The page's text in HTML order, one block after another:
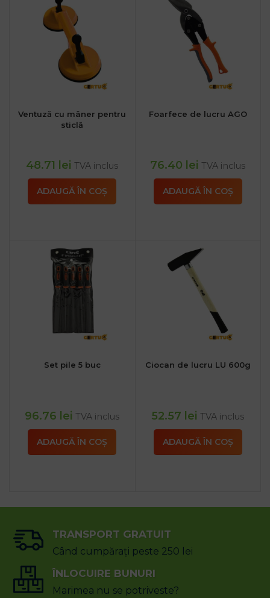
Ventuză cu mâner pentru
sticlă
48.71 lei TVA inclus
ADAUGĂ ÎN COȘ
Foarfece de lucru AGO
76.40 lei TVA inclus
ADAUGĂ ÎN COȘ
Set pile 5 buc
96.76 lei TVA inclus
ADAUGĂ ÎN COȘ
Ciocan de lucru LU 600g
52.57 lei TVA inclus
ADAUGĂ ÎN COȘ
TRANSPORT GRATUIT
Când cumpărați peste 250 lei
ÎNLOCUIRE BUNURI
Marimea nu se potriveste?